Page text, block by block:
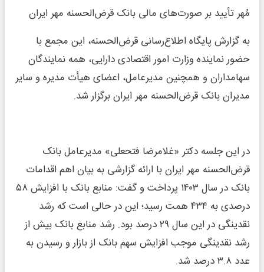
مُهر تأیید بر صورت‌های مالی بانک قرض‌الحسنه مهر ایران
به گزارش پایگاه اطلاع‌رسانی قرض‌الحسنه، این مجمع با
حضور نماینده وزارت امور اقتصادی دارایی، همه نمایندگان
سهامداران و همچنین مدیرعامل، اعضای هیأت مدیره و سایر
مدیران بانک قرض‌الحسنه مهر ایران برگزار شد.
در این جلسه دکتر «غلامرضا فتحعلی» مدیرعامل بانک
قرض‌الحسنه مهر ایران با ارائه گزارشی به بیان اهم اقدامات
بانک در سال ۱۴۰۳ پرداخت و گفت: منابع بانک با افزایش ۵۸
درصدی به ۴۳۴ همت رسید؛ این در حالی است که رشد
نقدینگی در این سال ۲۹ درصد بود. رشد منابع بانک بیش از
رشد نقدینگی موجب افزایش سهم بانک از بازار و رسیدن به
عدد ۳.۸ درصد شد.